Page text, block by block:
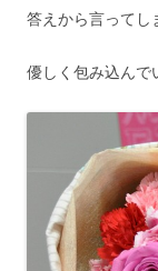
答えから言ってし
優しく包み込んで